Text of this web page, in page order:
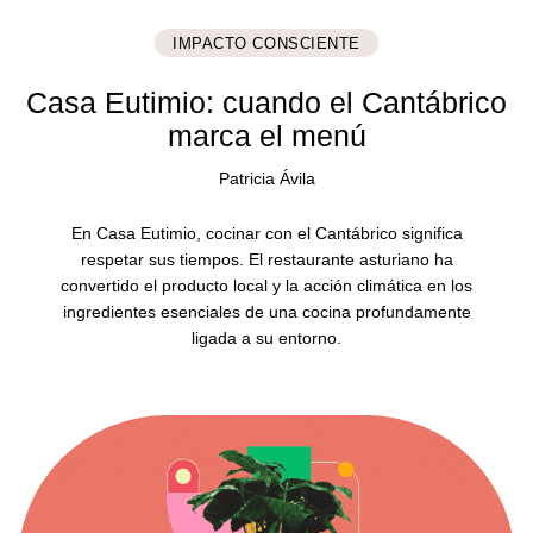
IMPACTO CONSCIENTE
Casa Eutimio: cuando el Cantábrico
marca el menú
Patricia Ávila
En Casa Eutimio, cocinar con el Cantábrico significa
respetar sus tiempos. El restaurante asturiano ha
convertido el producto local y la acción climática en los
ingredientes esenciales de una cocina profundamente
ligada a su entorno.